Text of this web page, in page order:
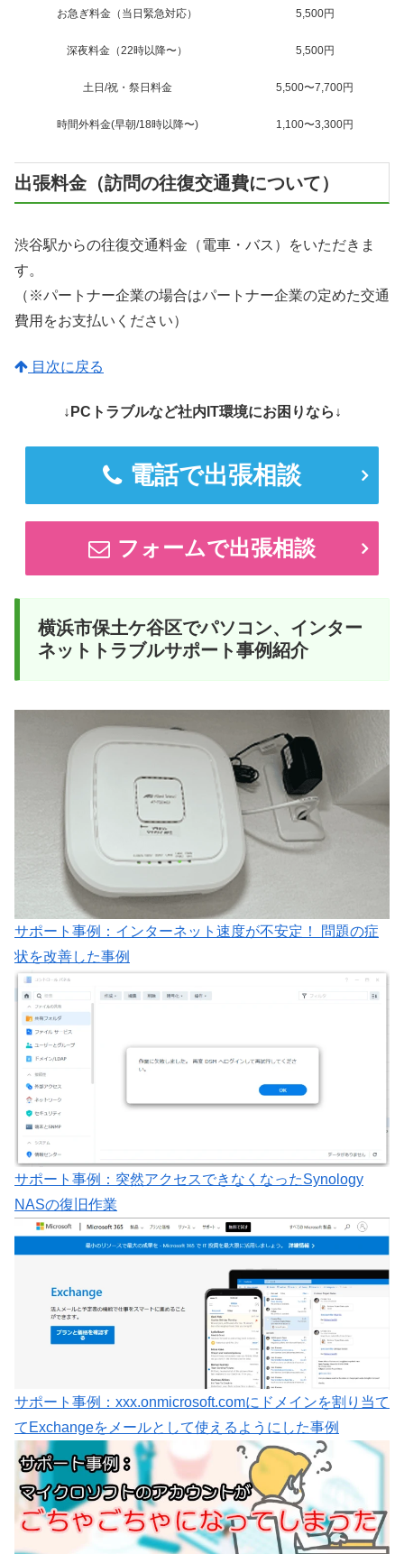
お急ぎ料金（当日緊急対応） 5,500円
深夜料金（22時以降〜） 5,500円
土日/祝・祭日料金 5,500〜7,700円
時間外料金(早朝/18時以降〜) 1,100〜3,300円
出張料金（訪問の往復交通費について）
渋谷駅からの往復交通料金（電車・バス）をいただきま
す。
（※パートナー企業の場合はパートナー企業の定めた交通
費用をお支払いください）
目次に戻る
↓PCトラブルなど社内IT環境にお困りなら↓
電話で出張相談
フォームで出張相談
横浜市保土ケ谷区でパソコン、インター
ネットトラブルサポート事例紹介
サポート事例：インターネット速度が不安定！ 問題の症
状を改善した事例
サポート事例：突然アクセスできなくなったSynology
NASの復旧作業
サポート事例：xxx.onmicrosoft.comにドメインを割り当て
てExchangeをメールとして使えるようにした事例